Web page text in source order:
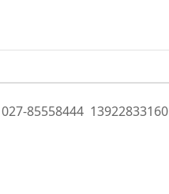
85558444 13922833160